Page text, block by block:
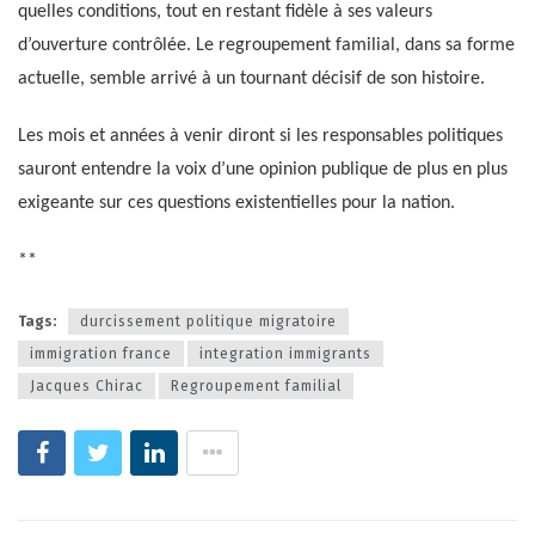
quelles conditions, tout en restant fidèle à ses valeurs
d’ouverture contrôlée. Le regroupement familial, dans sa forme
actuelle, semble arrivé à un tournant décisif de son histoire.
Les mois et années à venir diront si les responsables politiques
sauront entendre la voix d’une opinion publique de plus en plus
exigeante sur ces questions existentielles pour la nation.
**
Tags:
durcissement politique migratoire
immigration france
integration immigrants
Jacques Chirac
Regroupement familial